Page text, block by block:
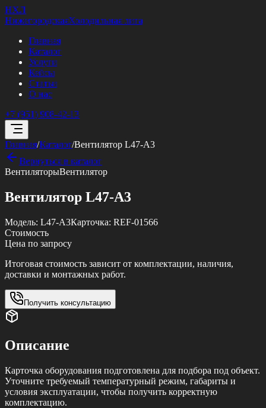
НХЛ
НижегородскаяХолодильная лига
Главная
Каталог
Услуги
Кейсы
Статьи
О нас
+7 (951) 908-42-13
Главная/Каталог/Вентилятор L47-A3
Вернуться в каталог
ВентиляторыВентилятор
Вентилятор L47-A3
Модель: L47-A3Карточка: REF-01566
Стоимость
Цена по запросу
Итоговая стоимость зависит от комплектации, наличия,
доставки и монтажных работ.
Получить консультацию
Описание
Карточка оборудования подготовлена для подбора под объект.
Уточните требуемый температурный режим, габариты и
условия эксплуатации, чтобы получить корректную
комплектацию.